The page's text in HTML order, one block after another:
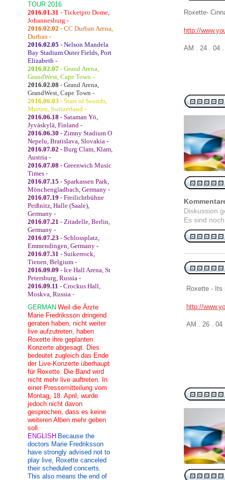
Roxette-
http://
AM . 24 . 04
Diskussion
Es sind
Roxette - Its
http://
AM . 26 . 04
TOUR 2016
2016.01.31 - Ticketpro Dome,
Johannesburg -
2016.02.02 - CC Durban Arena,
Durban -
2016.02.05 - Nelson Mandela
Bay Stadium Outer Fields, Port
Elizabeth -
2016.02.07 - Grand Arena,
GrandWest, Cape Town -
2016.02.08 - Grand Arena,
GrandWest, Cape Town -
2016.06.03 - Stars of Sounds,
Murten, Switzerland -
2016.06.18 - Sataman Yö,
Jyväskylä, Finland -
2016.06.30 - Zimny Stadium O
Nepelu, Bratislava, Slovakia -
2016.07.02 - Burg Clam, Klam,
Austria -
2016.07.08 - Greenwich Music
Times -
2016.07.15 - Sparkassen Park,
Mönchengladbach, Germany -
2016.07.19 - Freilichtbühne
Peißnitz, Halle (Saale),
Germany -
2016.07.21 - Zitadelle, Berlin,
Germany -
2016.07.23 - Schlossplatz,
Emmendingen, Germany -
2016.07.31 - Suikerrock,
Tienen, Belgium -
2016.09.09 - Ice Hall Arena, St
Petersburg, Russia -
2016.09.11 - Crockus Hall,
Moskva, Russia -
GERMAN Weil die Ärzte
Marie Fredriksson dringend
geraten haben, nicht weiter
live aufzutreten, haben
Roxette ihre geplanten
Konzerte abgesagt. Dies
bedeutet zugleich das Ende
der Live-Konzerte überhaupt
für Roxette. Die Band wird
nicht mehr live auftreten. In
einer Pressemitteilung vom
Montag, 18. April, wurde
jedoch nicht davon
gesprochen, dass es keine
weiteren Alben mehr geben
soll.
ENGLISH Because the
doctors Marie Fredriksson
have strongly advised not to
play live, Roxette canceled
their scheduled concerts.
This also means the end of